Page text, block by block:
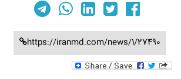
https://iranmd.com/news/1/27490